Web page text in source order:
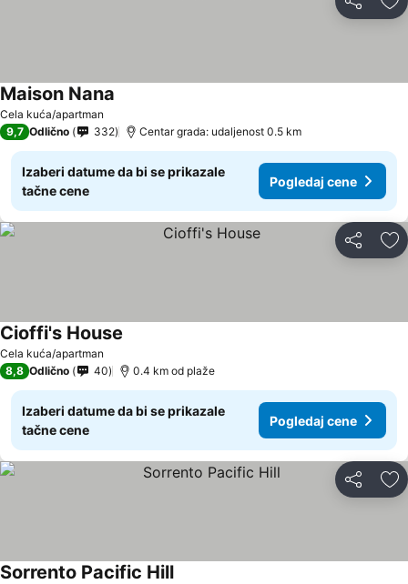
Deli
Cela kuća/apartman
Maison Nana
9,7 Odlično 332 Centar grada: udaljenost 0.5 km
Izaberi datume da bi se prikazale
tačne cene
Pogledaj cene
Deli
Cela kuća/apartman
Cioffi's House
8,8 Odlično 40 0.4 km od plaže
Izaberi datume da bi se prikazale
tačne cene
Pogledaj cene
Deli
Sorrento Pacific Hill